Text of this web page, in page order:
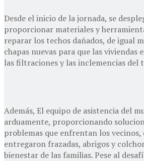
Desde el inicio de la jornada, se
proporcionar materiales y
reparar los techos dañados, de igual
chapas nuevas para que las viviendas
las filtraciones y las inclemencias del
Además, El equipo de asistencia del
arduamente, proporcionando
problemas que enfrentan los vecinos,
entregaron frazadas, abrigos y
bienestar de las familias. Pese al